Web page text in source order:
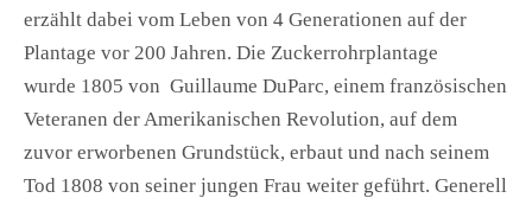
erzählt dabei vom Leben von 4 Generationen auf der
Plantage vor 200 Jahren. Die Zuckerrohrplantage
wurde 1805 von Guillaume DuParc, einem französischen
Veteranen der Amerikanischen Revolution, auf dem
zuvor erworbenen Grundstück, erbaut und nach seinem
Tod 1808 von seiner jungen Frau weiter geführt. Generell